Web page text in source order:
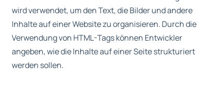
wird verwendet, um den Text, die Bilder und andere
Inhalte auf einer Website zu organisieren. Durch die
Verwendung von HTML-Tags können Entwickler
angeben, wie die Inhalte auf einer Seite strukturiert
werden sollen.